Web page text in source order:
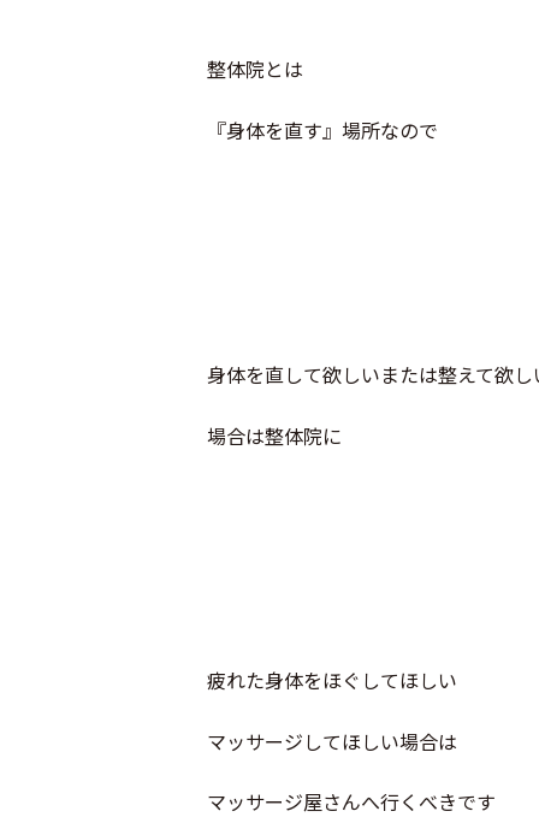
整体院とは
『身体を直す』場所なので
身体を直して欲しいまたは整えて欲し
場合は整体院に
疲れた身体をほぐしてほしい
マッサージしてほしい場合は
マッサージ屋さんへ行くべきです